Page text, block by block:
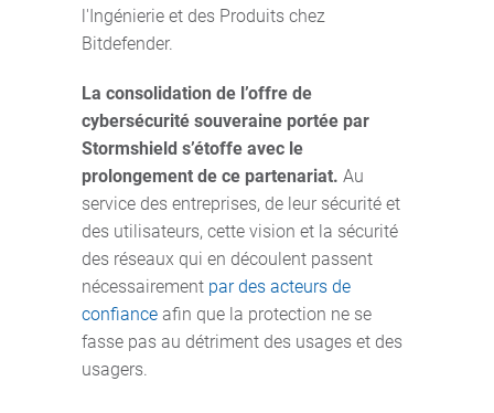
l'Ingénierie et des Produits chez
Bitdefender.
La consolidation de l’offre de
cybersécurité souveraine portée par
Stormshield s’étoffe avec le
prolongement de ce partenariat. Au
service des entreprises, de leur sécurité et
des utilisateurs, cette vision et la sécurité
des réseaux qui en découlent passent
nécessairement par des acteurs de
confiance afin que la protection ne se
fasse pas au détriment des usages et des
usagers.